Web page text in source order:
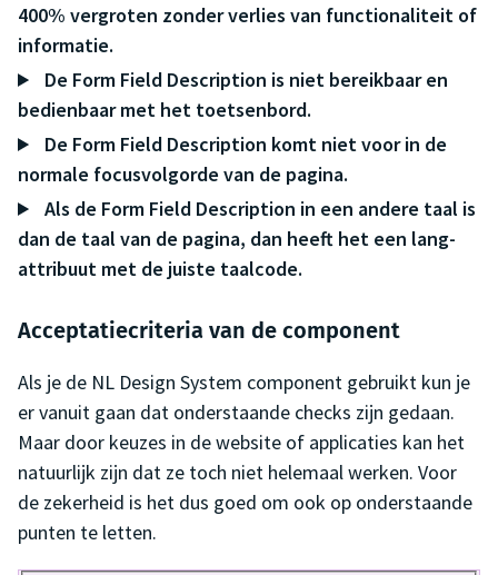
400% vergroten zonder verlies van functionaliteit of
informatie.
De Form Field Description is niet bereikbaar en
bedienbaar met het toetsenbord.
De Form Field Description komt niet voor in de
normale focusvolgorde van de pagina.
Als de Form Field Description in een andere taal is
dan de taal van de pagina, dan heeft het een lang-
attribuut met de juiste taalcode.
Acceptatiecriteria van de component
Als je de NL Design System component gebruikt kun je
er vanuit gaan dat onderstaande checks zijn gedaan.
Maar door keuzes in de website of applicaties kan het
natuurlijk zijn dat ze toch niet helemaal werken. Voor
de zekerheid is het dus goed om ook op onderstaande
punten te letten.